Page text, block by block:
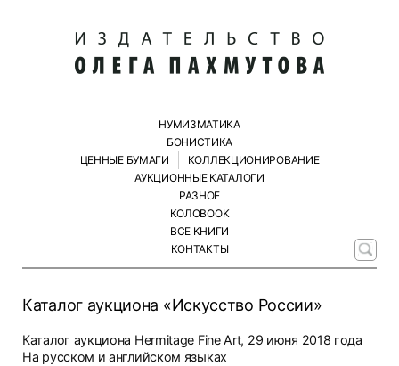
НУМИЗМАТИКА
БОНИСТИКА
ЦЕННЫЕ БУМАГИ
КОЛЛЕКЦИОНИРОВАНИЕ
АУКЦИОННЫЕ КАТАЛОГИ
РАЗНОЕ
КОЛОBOOK
ВСЕ КНИГИ
КОНТАКТЫ
Каталог аукциона «Искусство России»
Каталог аукциона Hermitage Fine Art, 29 июня 2018 года
На русском и английском языках